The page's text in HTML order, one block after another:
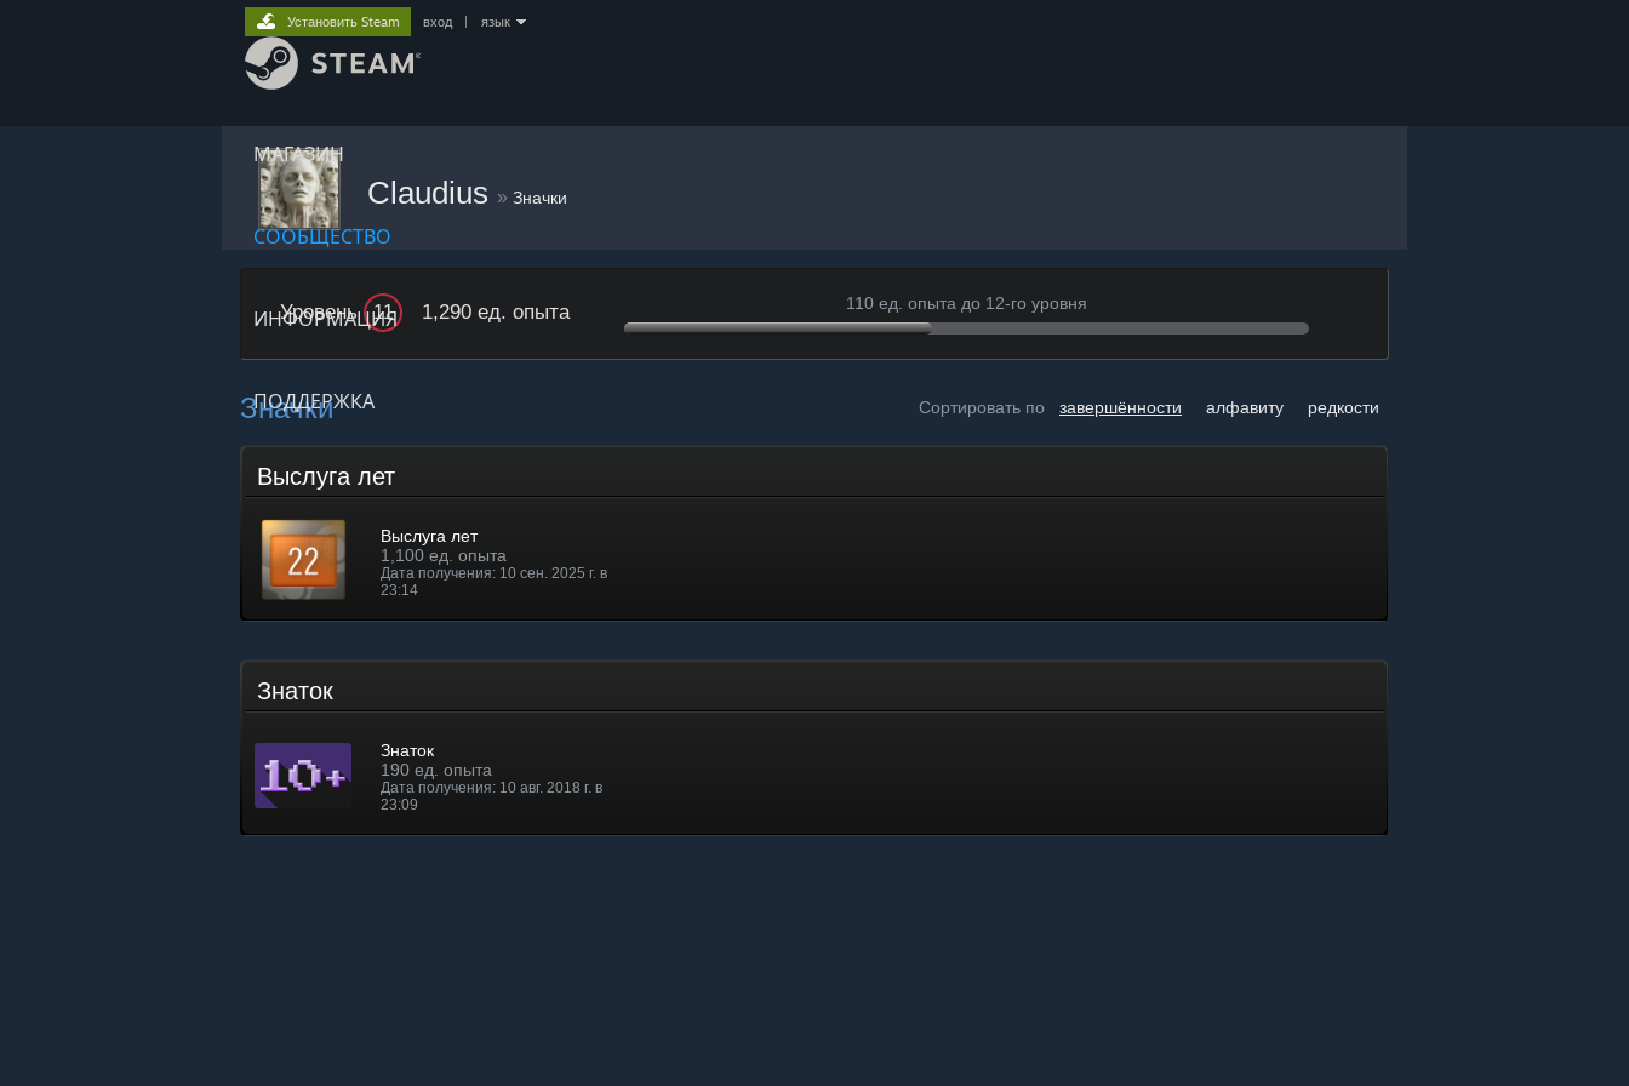
МАГАЗИН
СООБЩЕСТВО
ИНФОРМАЦИЯ
ПОДДЕРЖКА
Установить Steam вход язык
Claudius » Значки
Уровень 11 1,290 ед. опыта 110 ед. опыта до 12-го уровня
Сортировать по завершённости алфавиту редкости
Значки
Выслуга лет
Выслуга лет
1,100 ед. опыта
Дата получения: 10 сен. 2025 г. в
23:14
Знаток
Знаток
190 ед. опыта
Дата получения: 10 авг. 2018 г. в
23:09